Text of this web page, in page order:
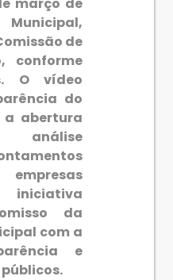
de
conforme
O vídeo
do
a abertura
análise
iniciativa
da
com a
e